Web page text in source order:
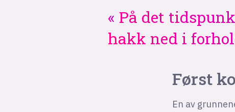
På det
hakk ned i
Først
En av